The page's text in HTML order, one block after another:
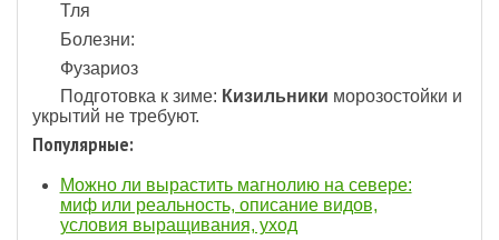
Тля
Болезни:
Фузариоз
Подготовка к зиме: Кизильники морозостойки и
укрытий не требуют.
Популярные:
Можно ли вырастить магнолию на севере:
миф или реальность, описание видов,
условия выращивания, уход